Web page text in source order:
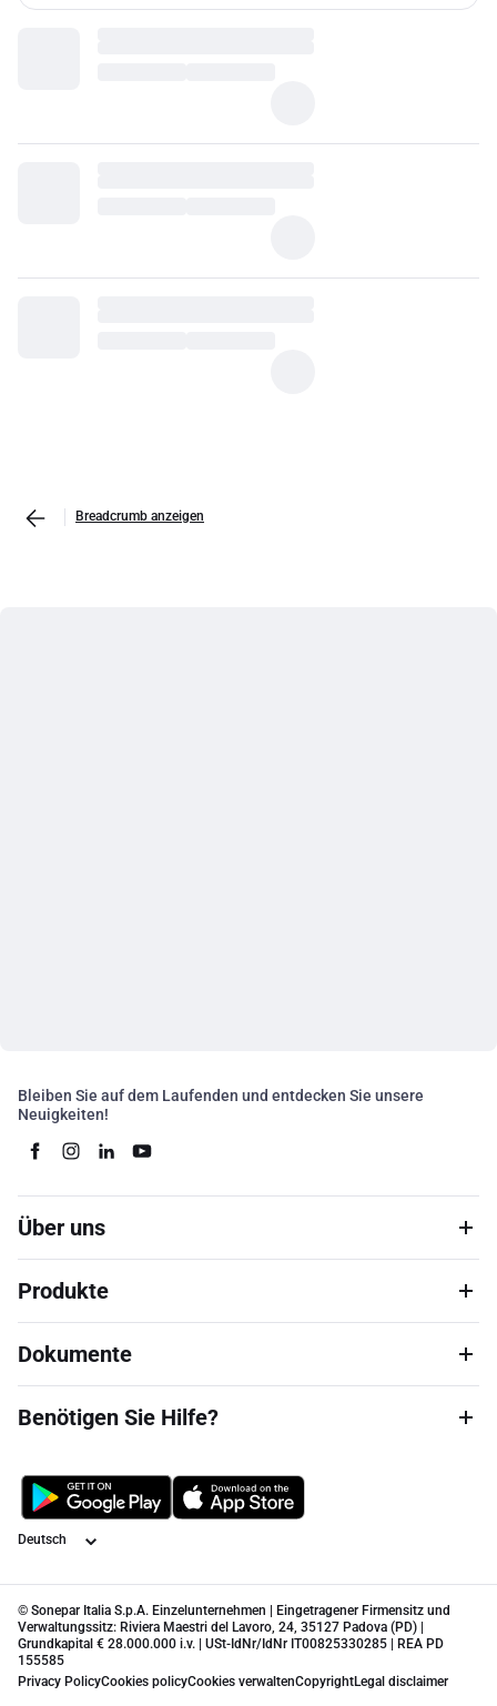
Breadcrumb anzeigen
Bleiben Sie auf dem Laufenden und entdecken Sie unsere
Neuigkeiten!
Über uns
Produkte
Dokumente
Benötigen Sie Hilfe?
Sprache
© Sonepar Italia S.p.A. Einzelunternehmen | Eingetragener Firmensitz und
Verwaltungssitz: Riviera Maestri del Lavoro, 24, 35127 Padova (PD) |
Grundkapital € 28.000.000 i.v. | USt-IdNr/IdNr IT00825330285 | REA PD
155585
Privacy PolicyCookies policyCookies verwaltenCopyrightLegal disclaimer